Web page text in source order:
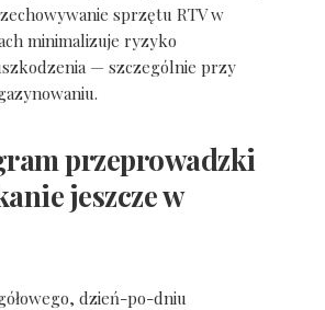
sprzętu RTV w
minimalizuje ryzyko
— szczególnie przy
przeprowadzki
jeszcze w
dzień-po-dniu